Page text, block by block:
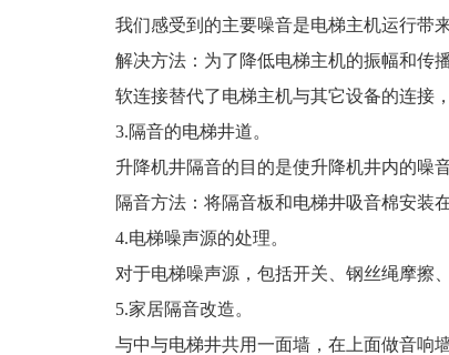
我们感受到的主要噪音是电梯主机运行带
解决方法：为了降低电梯主机的振幅和传
软连接替代了电梯主机与其它设备的连接
3.隔音的电梯井道。
升降机井隔音的目的是使升降机井内的噪
隔音方法：将隔音板和电梯井吸音棉安装
4.电梯噪声源的处理。
对于电梯噪声源，包括开关、钢丝绳摩擦
5.家居隔音改造。
与中与电梯井共用一面墙，在上面做音响